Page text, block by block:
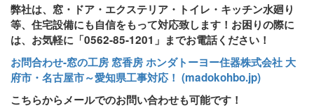
弊社は、窓・ドア・エクステリア・トイレ・キッチン水廻り
等、住宅設備にも自信をもって対応致します！お困りの際に
は、お気軽に「0562-85-1201」までお電話ください！
お問合わせ‐窓の工房 窓香房 ホンダトーヨー住器株式会社 大
府市・名古屋市～愛知県工事対応！ (madokohbo.jp)
こちらからメールでのお問い合わせも可能です！